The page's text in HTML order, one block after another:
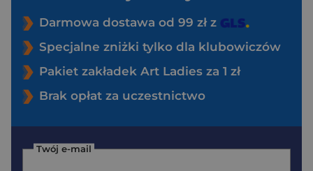
Darmowa dostawa od 99 zł z
Specjalne zniżki tylko dla klubowiczów
Pakiet zakładek Art Ladies za 1 zł
Brak opłat za uczestnictwo
Twój e-mail